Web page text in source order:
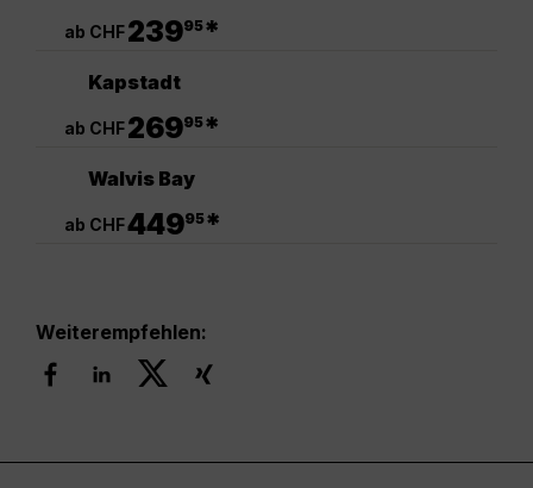
ab CHF23995*
Kapstadt
ab CHF26995*
Walvis Bay
ab CHF44995*
Weiterempfehlen: